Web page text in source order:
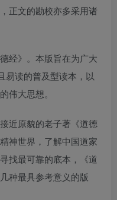
正文的勘校亦多采用诸
经》。本版旨在为广大
易读的普及型读本，以
伟大思想。
近原貌的老子著《道德
神世界，了解中国道家
找最可靠的底本，《道
种最具参考意义的版